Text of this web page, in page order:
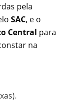
pela
SAC, e o
Central para
na